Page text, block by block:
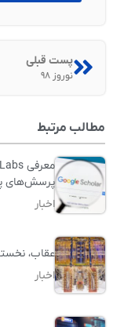
پست قبلی
نوروز ۹۸
مطالب مرتبط
پرسش‌های
اخبار
عقاب، نخستین
اخبار